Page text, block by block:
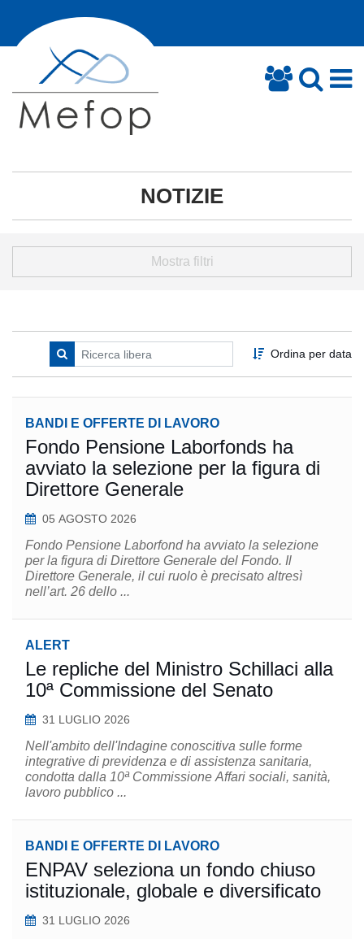
NOTIZIE
Mostra filtri
Ordina per data
BANDI E OFFERTE DI LAVORO
Fondo Pensione Laborfonds ha
avviato la selezione per la figura di
Direttore Generale
05 AGOSTO 2026
Fondo Pensione Laborfond ha avviato la selezione
per la figura di Direttore Generale del Fondo. Il
Direttore Generale, il cui ruolo è precisato altresì
nell’art. 26 dello ...
ALERT
Le repliche del Ministro Schillaci alla
10ª Commissione del Senato
31 LUGLIO 2026
Nell'ambito dell'Indagine conoscitiva sulle forme
integrative di previdenza e di assistenza sanitaria,
condotta dalla 10ª Commissione Affari sociali, sanità,
lavoro pubblico ...
BANDI E OFFERTE DI LAVORO
ENPAV seleziona un fondo chiuso
istituzionale, globale e diversificato
31 LUGLIO 2026